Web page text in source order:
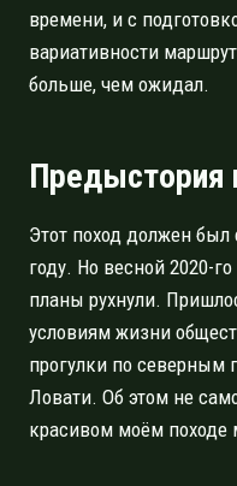
времени, и с
вариативности
больше, чем ожидал.
Предыстория
Этот поход должен
году. Но весной 2020-
планы рухнули.
условиям жизни
прогулки по северным
Ловати. Об этом не
красивом моём походе